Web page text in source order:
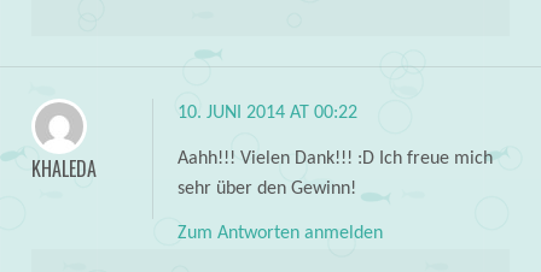
KHALEDA
10. JUNI 2014 AT 00:22
Aahh!!! Vielen Dank!!! :D Ich freue mich
sehr über den Gewinn!
Zum Antworten anmelden